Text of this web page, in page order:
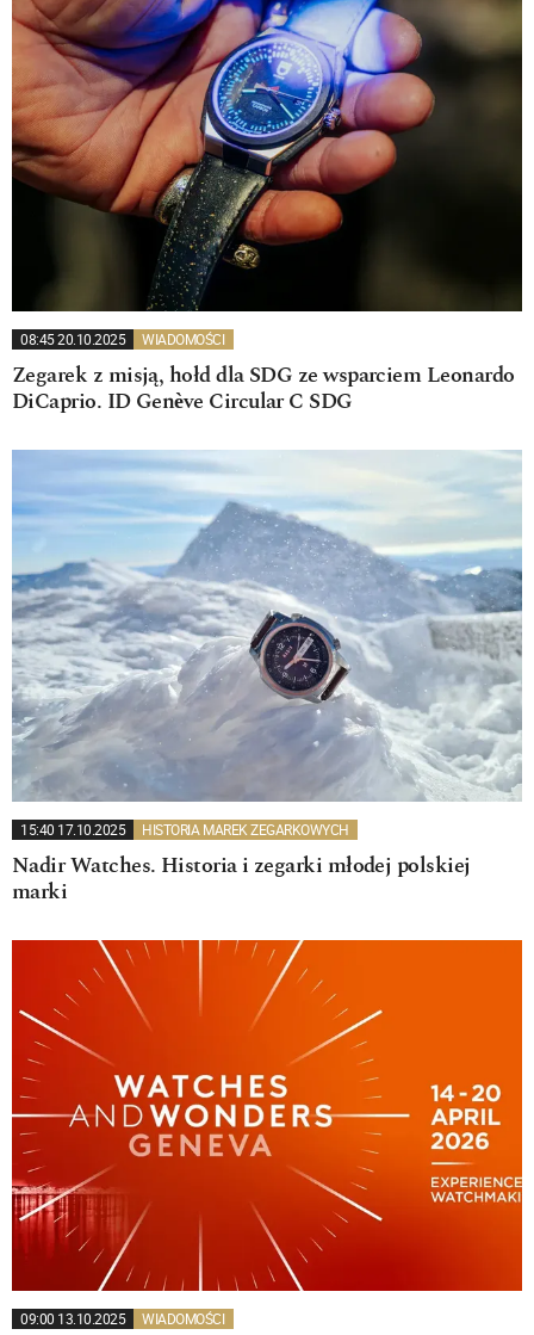
08:45 20.10.2025 WIADOMOŚCI
Zegarek z misją, hołd dla SDG ze wsparciem Leonardo
DiCaprio. ID Genève Circular C SDG
15:40 17.10.2025 HISTORIA MAREK ZEGARKOWYCH
Nadir Watches. Historia i zegarki młodej polskiej
marki
09:00 13.10.2025 WIADOMOŚCI